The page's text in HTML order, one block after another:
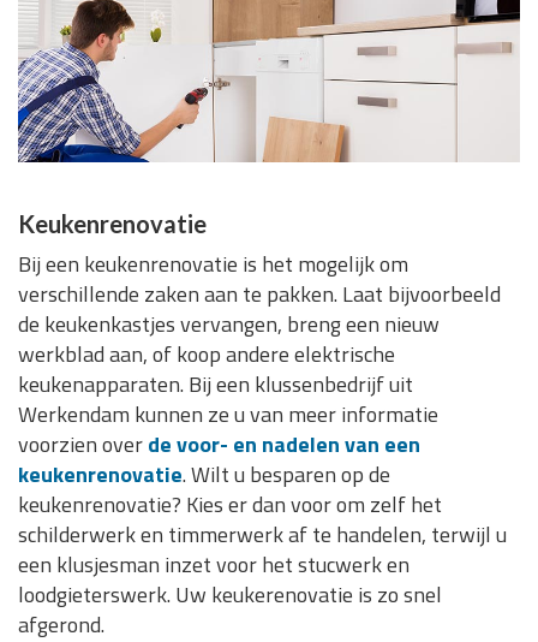
Keukenrenovatie
Bij een keukenrenovatie is het mogelijk om
verschillende zaken aan te pakken. Laat bijvoorbeeld
de keukenkastjes vervangen, breng een nieuw
werkblad aan, of koop andere elektrische
keukenapparaten. Bij een klussenbedrijf uit
Werkendam kunnen ze u van meer informatie
voorzien overde voor- en nadelen van een
keukenrenovatie. Wilt u besparen op de
keukenrenovatie? Kies er dan voor om zelf het
schilderwerk en timmerwerk af te handelen, terwijl u
een klusjesman inzet voor het stucwerk en
loodgieterswerk. Uw keukerenovatie is zo snel
afgerond.